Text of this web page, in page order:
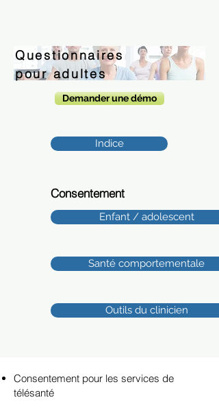
Questionnaires
pour adultes
Demander une démo
Indice
Consentement
Enfant / adolescent
Santé comportementale
Outils du clinicien
Consentement pour les services de
télésanté